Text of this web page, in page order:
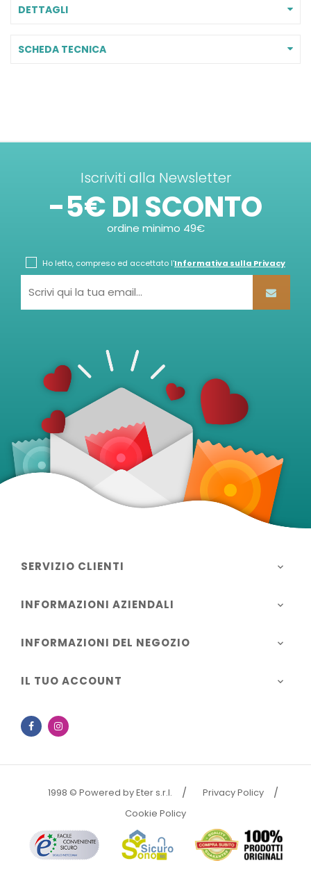
DETTAGLI
SCHEDA TECNICA
Iscriviti alla Newsletter
-5€ DI SCONTO
ordine minimo 49€
Ho letto, compreso ed accettato l'Informativa sulla Privacy
SERVIZIO CLIENTI 
INFORMAZIONI AZIENDALI 
INFORMAZIONI DEL NEGOZIO 
IL TUO ACCOUNT 
Facebook
1998 © Powered by Eter s.r.l.
Privacy Policy
Cookie Policy